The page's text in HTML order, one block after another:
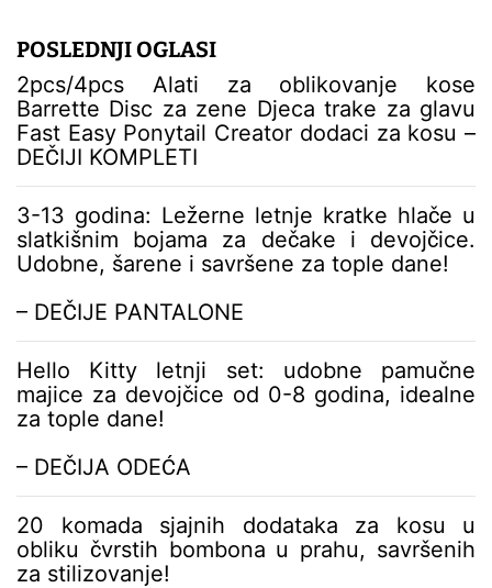
i
g
a
c
i
j
č
l
a
c
i
m
a
POSLEDNJI OGLASI
2pcs/4pcs Alati za oblikovanje kose
Barrette Disc za zene Djeca trake za glavu
Fast Easy Ponytail Creator dodaci za kosu –
DEČIJI KOMPLETI
3-13 godina: Ležerne letnje kratke hlače u
slatkišnim bojama za dečake i devojčice.
Udobne, šarene i savršene za tople dane!
– DEČIJE PANTALONE
Hello Kitty letnji set: udobne pamučne
majice za devojčice od 0-8 godina, idealne
za tople dane!
– DEČIJA ODEĆA
20 komada sjajnih dodataka za kosu u
obliku čvrstih bombona u prahu, savršenih
za stilizovanje!